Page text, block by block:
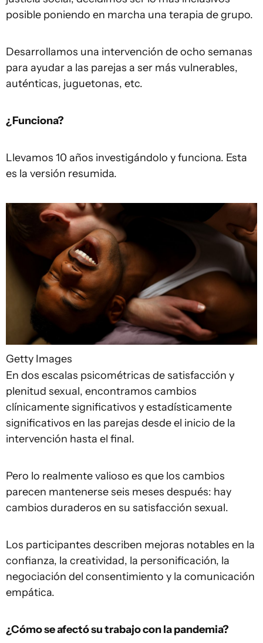
posible poniendo en marcha una terapia de grupo.
Desarrollamos una intervención de ocho semanas
para ayudar a las parejas a ser más vulnerables,
auténticas, juguetonas, etc.
¿Funciona?
Llevamos 10 años investigándolo y funciona. Esta
es la versión resumida.
Getty Images
En dos escalas psicométricas de satisfacción y
plenitud sexual, encontramos cambios
clínicamente significativos y estadísticamente
significativos en las parejas desde el inicio de la
intervención hasta el final.
Pero lo realmente valioso es que los cambios
parecen mantenerse seis meses después: hay
cambios duraderos en su satisfacción sexual.
Los participantes describen mejoras notables en la
confianza, la creatividad, la personificación, la
negociación del consentimiento y la comunicación
empática.
¿Cómo se afectó su trabajo con la pandemia?